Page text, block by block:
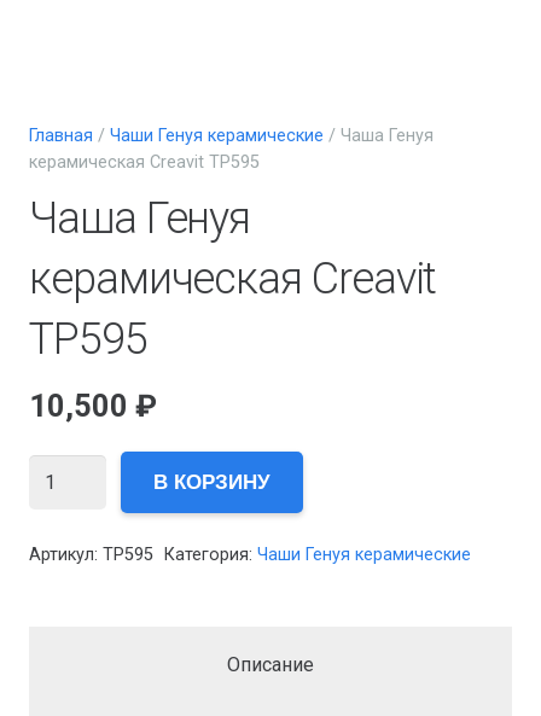
Главная / Чаши Генуя керамические / Чаша Генуя
керамическая Creavit TP595
Чаша Генуя
керамическая Creavit
TP595
10,500 ₽
Количество
Генуя
В КОРЗИНУ
Артикул: TP595 Категория: Чаши Генуя керамические
Описание